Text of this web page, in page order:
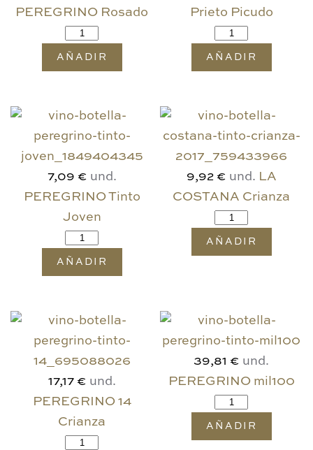
PEREGRINO Rosado
AÑADIR
Prieto Picudo
AÑADIR
7,09 € und.
PEREGRINO Tinto
Joven
AÑADIR
9,92 € und. LA
COSTANA Crianza
AÑADIR
17,17 € und.
PEREGRINO 14
Crianza
39,81 € und.
PEREGRINO mil100
AÑADIR